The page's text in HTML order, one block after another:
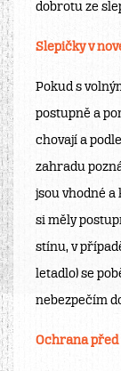
dobrotu ze
Slepičky v
Pokud s
postupně a
chovají a
zahradu
jsou vhodné
si měly
stínu, v
letadlo) se
nebezpečím
Ochrana